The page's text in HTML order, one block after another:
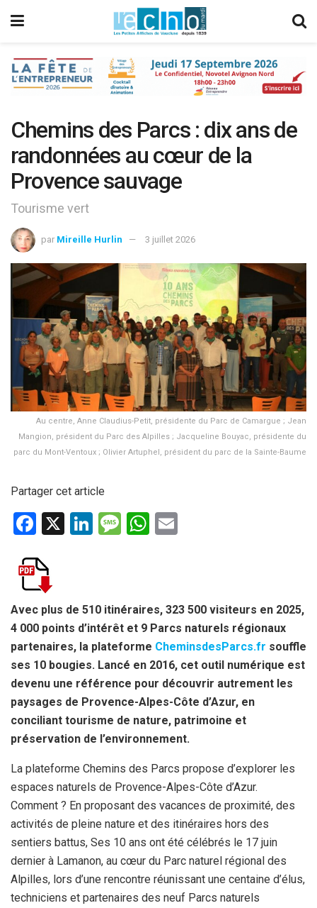
Chemins des Parcs : dix ans de
randonnées au cœur de la
Provence sauvage
Tourisme vert
par Mireille Hurlin 3 juillet 2026
Au centre, Anne Claudius-Petit, présidente du Parc de Camargue ; Jean
Mangion, président du Parc des Alpilles ; Jacqueline Bouyac, présidente du
parc du Mont-Ventoux ; Olivier Artuphel, président du parc de la Sainte-Baume
Partager cet article
F
ce
b
o
o
k
X
Li
n
M
g
e
W
A
p
p
Avec plus de 510 itinéraires, 323 500 visiteurs en 2025,
4 000 points d’intérêt et 9 Parcs naturels régionaux
partenaires, la plateforme CheminsdesParcs.fr souffle
ses 10 bougies. Lancé en 2016, cet outil numérique est
devenu une référence pour découvrir autrement les
paysages de Provence-Alpes-Côte d’Azur, en
conciliant tourisme de nature, patrimoine et
préservation de l’environnement.
La plateforme Chemins des Parcs propose d’explorer les
espaces naturels de Provence-Alpes-Côte d’Azur.
Comment ? En proposant des vacances de proximité, des
activités de pleine nature et des itinéraires hors des
sentiers battus, Ses 10 ans ont été célébrés le 17 juin
dernier à Lamanon, au cœur du Parc naturel régional des
Alpilles, lors d’une rencontre réunissant une centaine d’élus,
techniciens et partenaires des neuf Parcs naturels